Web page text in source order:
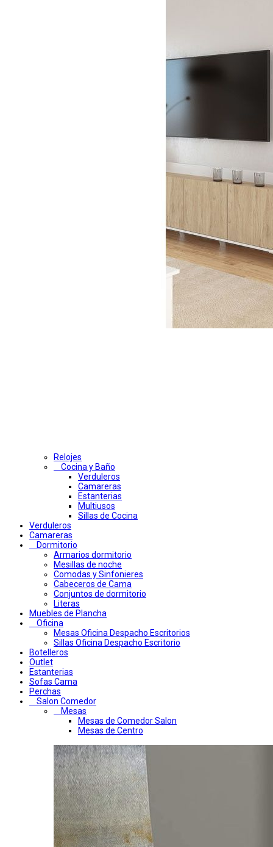
Relojes
Cocina y Baño
Verduleros
Camareras
Estanterias
Multiusos
Sillas de Cocina
Verduleros
Camareras
Dormitorio
Armarios dormitorio
Mesillas de noche
Comodas y Sinfonieres
Cabeceros de Cama
Conjuntos de dormitorio
Literas
Muebles de Plancha
Oficina
Mesas Oficina Despacho Escritorios
Sillas Oficina Despacho Escritorio
Botelleros
Outlet
Estanterias
Sofas Cama
Perchas
Salon Comedor
Mesas
Mesas de Comedor Salon
Mesas de Centro